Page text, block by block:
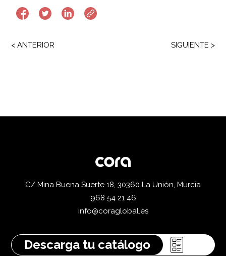
< ANTERIOR SIGUIENTE >
C/ Mina Buena Suerte 18, 30360 La Unión, Murcia
968 54 21 46
info@coraglobal.es
Descarga tu catálogo